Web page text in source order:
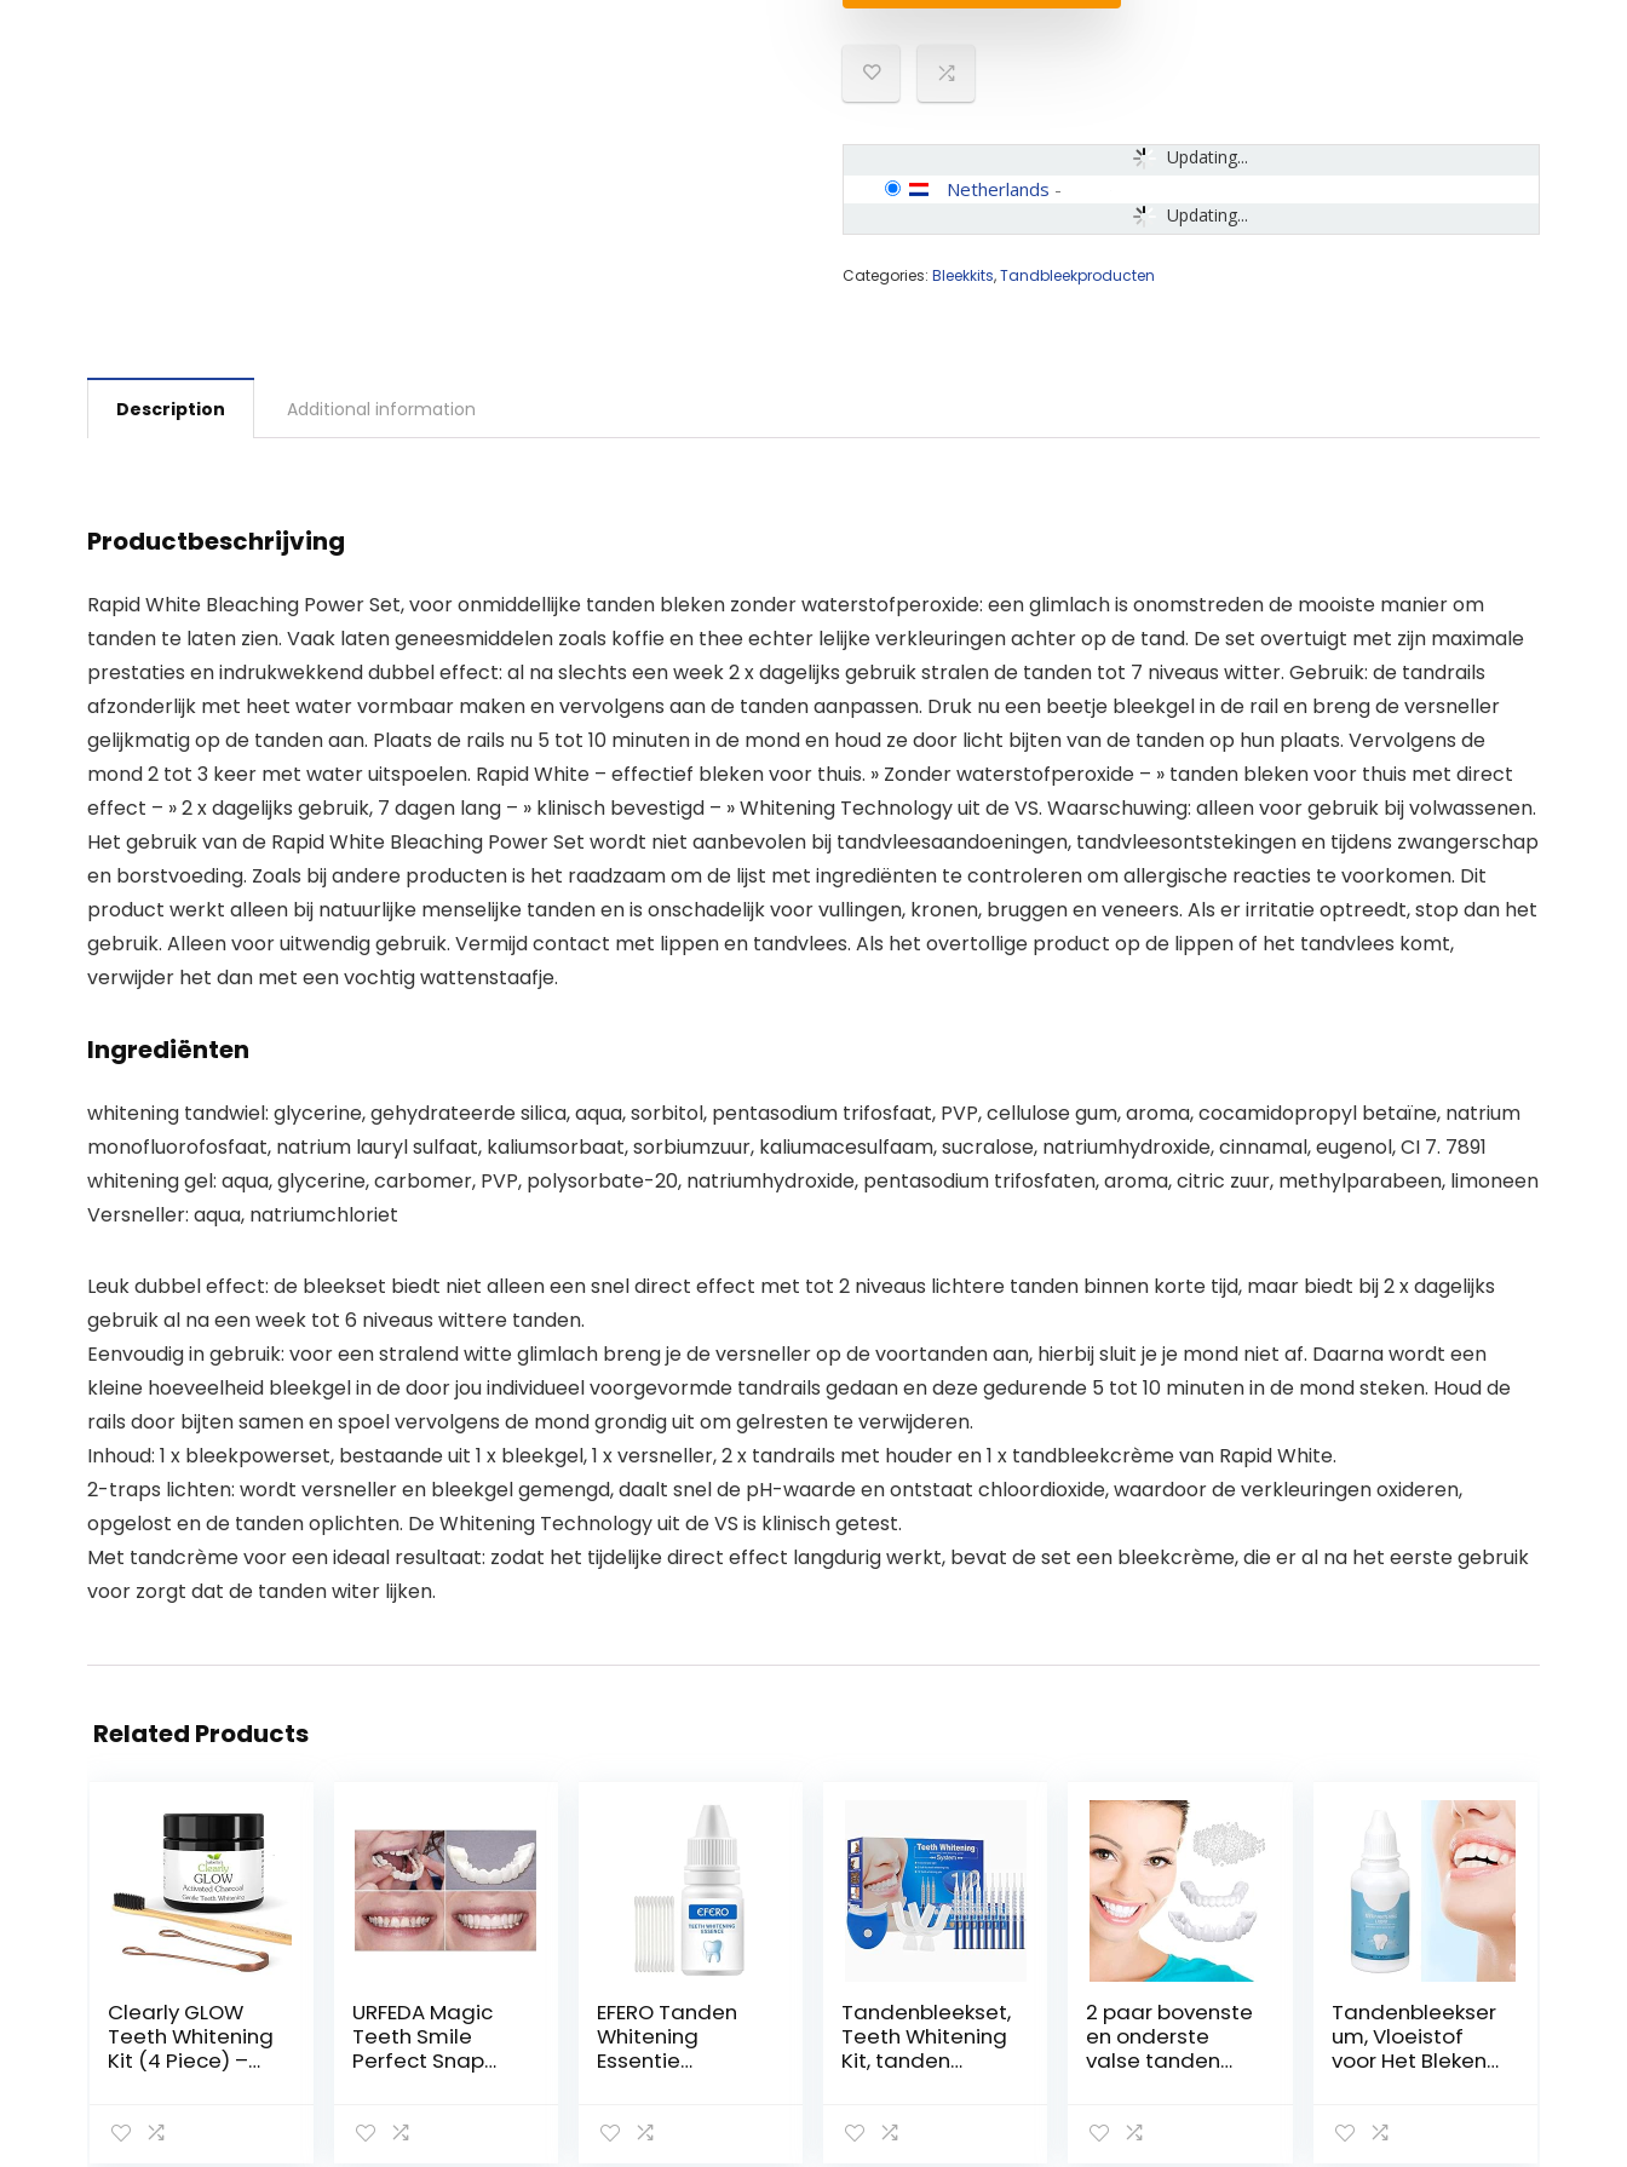
Updating...
Updating...
Netherlands -
Categories: Bleekkits,Tandbleekproducten
Description Additional information
Productbeschrijving
Rapid White Bleaching Power Set, voor onmiddellijke tanden bleken zonder waterstofperoxide: een glimlach is onomstreden de mooiste manier om
tanden te laten zien. Vaak laten geneesmiddelen zoals koffie en thee echter lelijke verkleuringen achter op de tand. De set overtuigt met zijn maximale
prestaties en indrukwekkend dubbel effect: al na slechts een week 2 x dagelijks gebruik stralen de tanden tot 7 niveaus witter. Gebruik: de tandrails
afzonderlijk met heet water vormbaar maken en vervolgens aan de tanden aanpassen. Druk nu een beetje bleekgel in de rail en breng de versneller
gelijkmatig op de tanden aan. Plaats de rails nu 5 tot 10 minuten in de mond en houd ze door licht bijten van de tanden op hun plaats. Vervolgens de
mond 2 tot 3 keer met water uitspoelen. Rapid White – effectief bleken voor thuis. » Zonder waterstofperoxide – » tanden bleken voor thuis met direct
effect – » 2 x dagelijks gebruik, 7 dagen lang – » klinisch bevestigd – » Whitening Technology uit de VS. Waarschuwing: alleen voor gebruik bij volwassenen.
Het gebruik van de Rapid White Bleaching Power Set wordt niet aanbevolen bij tandvleesaandoeningen, tandvleesontstekingen en tijdens zwangerschap
en borstvoeding. Zoals bij andere producten is het raadzaam om de lijst met ingrediënten te controleren om allergische reacties te voorkomen. Dit
product werkt alleen bij natuurlijke menselijke tanden en is onschadelijk voor vullingen, kronen, bruggen en veneers. Als er irritatie optreedt, stop dan het
gebruik. Alleen voor uitwendig gebruik. Vermijd contact met lippen en tandvlees. Als het overtollige product op de lippen of het tandvlees komt,
verwijder het dan met een vochtig wattenstaafje.
Ingrediënten
whitening tandwiel: glycerine, gehydrateerde silica, aqua, sorbitol, pentasodium trifosfaat, PVP, cellulose gum, aroma, cocamidopropyl betaïne, natrium
monofluorofosfaat, natrium lauryl sulfaat, kaliumsorbaat, sorbiumzuur, kaliumacesulfaam, sucralose, natriumhydroxide, cinnamal, eugenol, CI 7. 7891
whitening gel: aqua, glycerine, carbomer, PVP, polysorbate-20, natriumhydroxide, pentasodium trifosfaten, aroma, citric zuur, methylparabeen, limoneen
Versneller: aqua, natriumchloriet
Leuk dubbel effect: de bleekset biedt niet alleen een snel direct effect met tot 2 niveaus lichtere tanden binnen korte tijd, maar biedt bij 2 x dagelijks
gebruik al na een week tot 6 niveaus wittere tanden.
Eenvoudig in gebruik: voor een stralend witte glimlach breng je de versneller op de voortanden aan, hierbij sluit je je mond niet af. Daarna wordt een
kleine hoeveelheid bleekgel in de door jou individueel voorgevormde tandrails gedaan en deze gedurende 5 tot 10 minuten in de mond steken. Houd de
rails door bijten samen en spoel vervolgens de mond grondig uit om gelresten te verwijderen.
Inhoud: 1 x bleekpowerset, bestaande uit 1 x bleekgel, 1 x versneller, 2 x tandrails met houder en 1 x tandbleekcrème van Rapid White.
2-traps lichten: wordt versneller en bleekgel gemengd, daalt snel de pH-waarde en ontstaat chloordioxide, waardoor de verkleuringen oxideren,
opgelost en de tanden oplichten. De Whitening Technology uit de VS is klinisch getest.
Met tandcrème voor een ideaal resultaat: zodat het tijdelijke direct effect langdurig werkt, bevat de set een bleekcrème, die er al na het eerste gebruik
voor zorgt dat de tanden witer lijken.
Related Products
Clearly GLOW
Teeth Whitening
Kit (4 Piece) –
Activated
URFEDA Magic
Teeth Smile
Perfect Snap
cosmetische
EFERO Tanden
Whitening
Essentie
Tanden
Tandenbleekset,
Teeth Whitening
Kit, tanden
Tanden Wit Kit
2 paar bovenste
en onderste
valse tanden
fineren Glimlach
Tandenbleekser
um, Vloeistof
voor Het Bleken
Zwarte Tanden,